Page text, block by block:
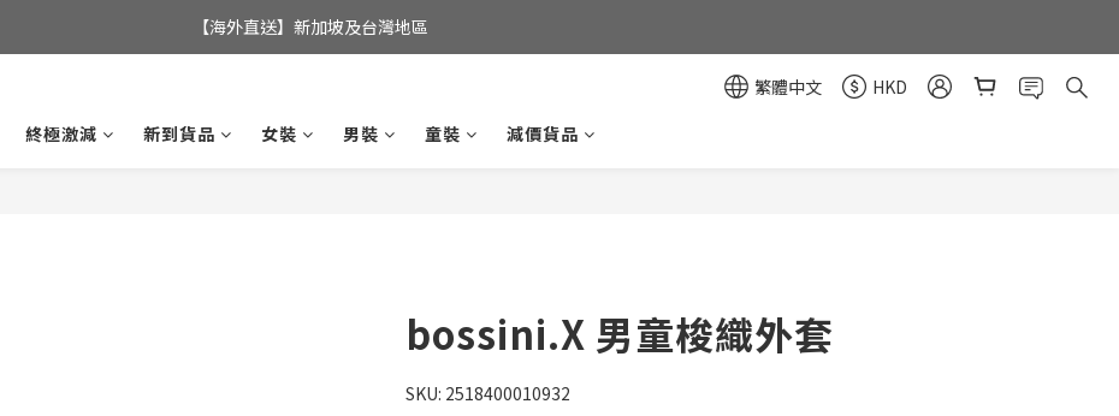
全店滿$350，即可享港澳地區免運費;
【海外直送】新加坡及台灣地區
繁體中文
HKD
終極激減
新到貨品 女裝 男裝 童裝 減價貨品
bossini.X 男童梭織外套
SKU: 2518400010932